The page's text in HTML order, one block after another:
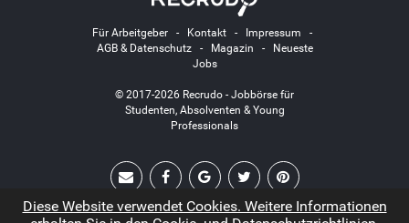
Für Arbeitgeber- Kontakt- Impressum -
AGB & Datenschutz- Magazin -
Neueste
Jobs
© 2017-2026 Recrudo - Jobbörse für
Studenten, Absolventen & Young
Professionals
Diese Website verwendet Cookies. Weitere Informationen